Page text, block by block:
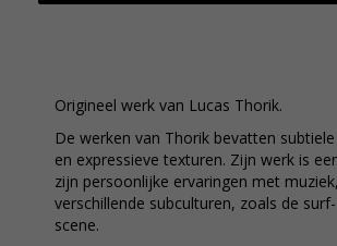
Origineel werk van Lucas Thorik.
De werken van Thorik bevatten
en expressieve texturen. Zijn werk is
zijn persoonlijke ervaringen met
verschillende subculturen, zoals de
scene.